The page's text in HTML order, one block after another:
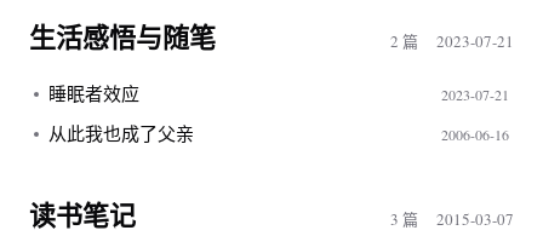
生活感悟与随笔 2 篇 2023-07-21
睡眠者效应 2023-07-21
从此我也成了父亲 2006-06-16
读书笔记 3 篇 2015-03-07